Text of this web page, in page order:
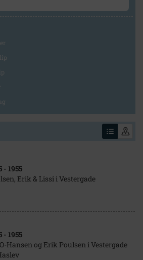
- 1955
Erik & Lissi i Vestergade
- 1955
Hansen og Erik Poulsen i Vestergade